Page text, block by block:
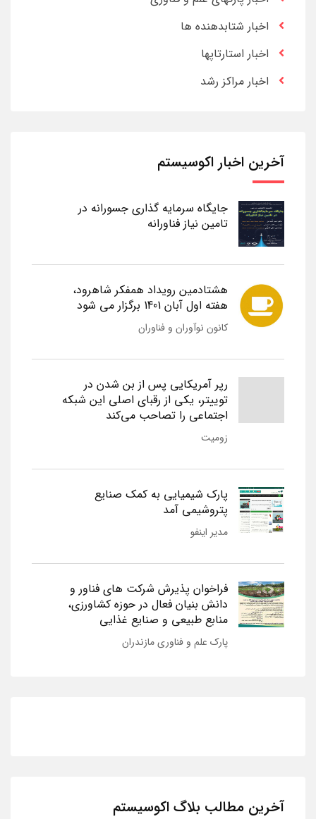
اخبار شتابدهنده ها
اخبار استارتاپها
اخبار مراکز رشد
آخرین اخبار اکوسیستم
جایگاه سرمایه گذاری جسورانه در
تامین نیاز فناورانه
هشتادمین رویداد همفکر شاهرود،
هفته اول آبان 1401 برگزار می شود
کانون نوآوران و فناوران
رپر آمریکایی پس از بن شدن در
توییتر، یکی از رقبای اصلی این شبکه
اجتماعی را تصاحب می‌کند
زومیت
پارک شیمیایی به کمک صنایع
پتروشیمی آمد
مدیر اینفو
فراخوان پذیرش شرکت های فناور و
دانش بنیان فعال در حوزه کشاورزی،
منابع طبیعی و صنایع غذایی
پارک علم و فناوری مازندران
آخرین مطالب بلاگ اکوسیستم